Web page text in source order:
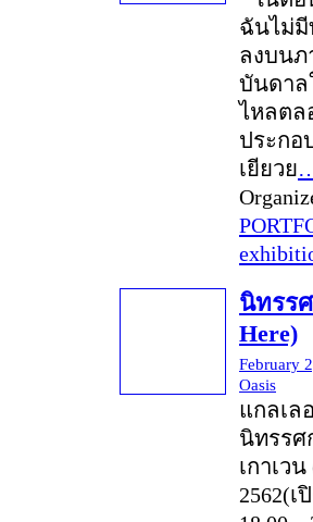
ฉันไม่มี
ลงบนภ
บันดาล
ไหลตล
ประกอ
เยียวย
นิทรร
Here)
February
Oasis
แกลเล
นิทรรศ
เกาเว
2562(เ